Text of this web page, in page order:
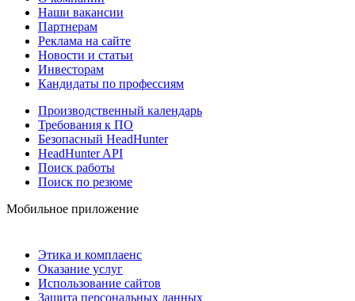
Наши вакансии
Партнерам
Реклама на сайте
Новости и статьи
Инвесторам
Кандидаты по профессиям
Производственный календарь
Требования к ПО
Безопасный HeadHunter
HeadHunter API
Поиск работы
Поиск по резюме
Мобильное приложение
Этика и комплаенс
Оказание услуг
Использование сайтов
Защита персональных данных